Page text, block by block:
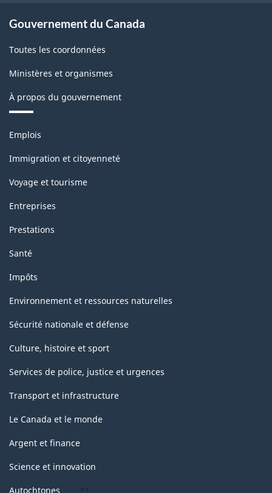
Gouvernement du Canada
Toutes les coordonnées
Ministères et organismes
À propos du gouvernement
Thèmes
sujets
Emplois
Immigration et citoyenneté
Voyage et tourisme
Entreprises
Prestations
Santé
Impôts
Environnement et ressources naturelles
Sécurité nationale et défense
Culture, histoire et sport
Services de police, justice et urgences
Transport et infrastructure
Le Canada et le monde
Argent et finance
Science et innovation
Autochtones